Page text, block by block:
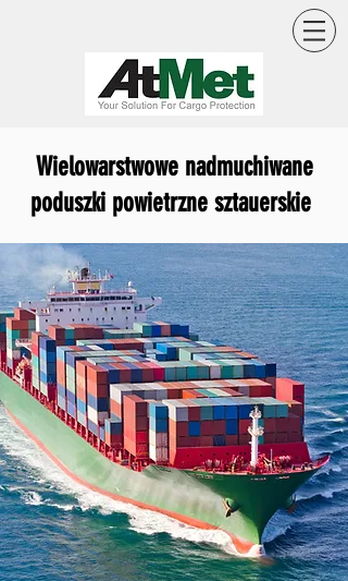
Wielowarstwowe nadmuchiwane
poduszki powietrzne sztauerskie